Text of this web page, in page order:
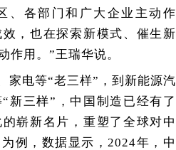
、各部门和广大企业主动作
，也在探索新模式、催生新
作用。”王瑞华说。
家电等“老三样”，到新能源汽
新三样”，中国制造已经有了
崭新名片，重塑了全球对中
例，数据显示，2024年，中